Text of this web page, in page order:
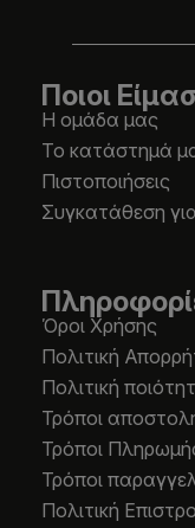
Ποιοι
Η ομάδα μας
Το κατάστημά
Πιστοποιήσεις
Συγκατάθεση
Όροι Χρήσης
Πολιτική
Πολιτική
Τρόποι
Τρόποι
Τρόποι
Πολιτική